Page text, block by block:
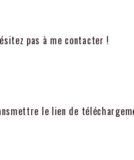
pas à me contacter !
le lien de